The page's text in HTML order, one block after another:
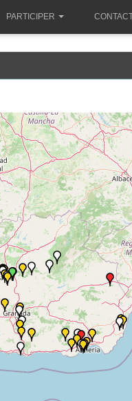
PARTICIPER